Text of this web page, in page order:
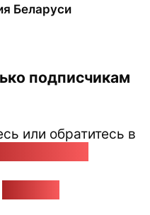
Беларуси
подписчикам
или обратитесь в